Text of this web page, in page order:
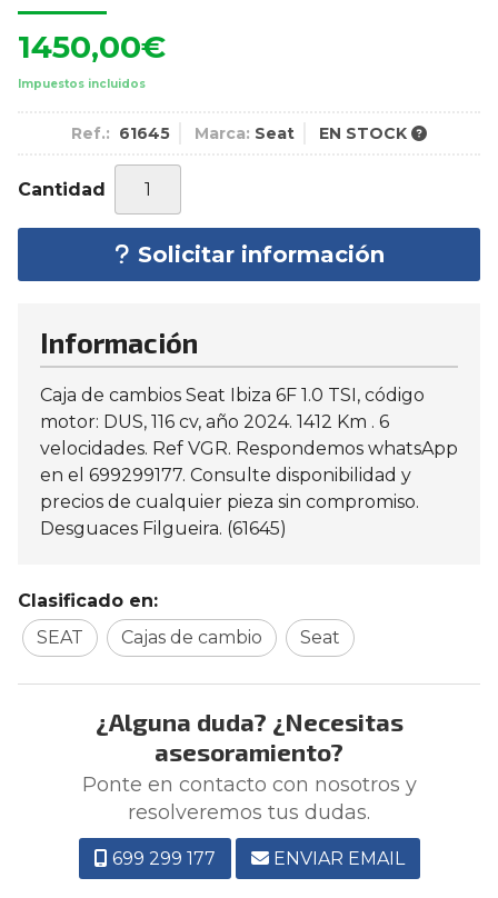
1450,00€
Impuestos incluidos
Ref.: 61645 Marca: Seat EN STOCK
Cantidad
Solicitar información
Información
Caja de cambios Seat Ibiza 6F 1.0 TSI, código
motor: DUS, 116 cv, año 2024. 1412 Km . 6
velocidades. Ref VGR. Respondemos whatsApp
en el 699299177. Consulte disponibilidad y
precios de cualquier pieza sin compromiso.
Desguaces Filgueira. (61645)
Clasificado en:
SEAT
Cajas de cambio Seat
¿Alguna duda? ¿Necesitas
asesoramiento?
Ponte en contacto con nosotros y
resolveremos tus dudas.
699 299 177 ENVIAR EMAIL